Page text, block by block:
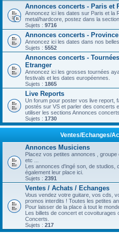
Annonces concerts - Paris et
Annoncez ici les dates sur Paris et la
metal/hardcore, postez dans la
Sujets : 9716
Annonces concerts - Province
Annoncez ici les dates dans nos
Sujets : 5552
Annonces concerts -
Etranger
Annoncez ici les grosses tournées
festivals et les dates européennes.
Sujets : 1865
Live Reports
Un forum pour poster vos live report,
postés sur VS et parler des concerts
utiliser les sections Annonces
Sujets : 1730
Ventes/Echanges/
Annonces Musiciens
Placez vos petites annonces ,
etc ...
Les annonces d'ingé son, de studios,
également leur place ici.
Sujets : 2391
Ventes / Achats / Echanges
Vous vendez votre guitare, vos cds,
promos interdits ! Toutes les petites
Pour laisser de la place à tout le
Les billets de concert et covoiturages
Concerts.
Sujets : 217